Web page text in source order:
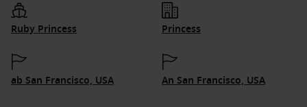
Ruby Princess Princess
ab San Francisco, USA An San Francisco, USA